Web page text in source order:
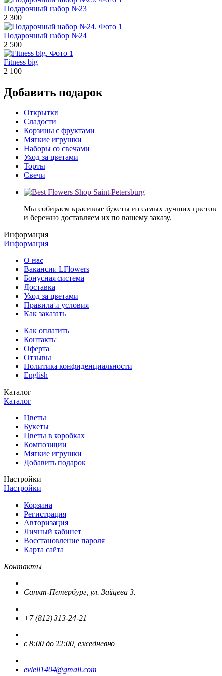
Подарочный набор №23
2 300
Подарочный набор №24
2 500
Fitness big
2 100
Добавить подарок
Открытки
Сладости
Корзины с фруктами
Мягкие игрушки
Наборы со свечами
Уход за цветами
Торты
Свечи
Мы собираем красивые букеты из самых лучших цветов
и бережно доставляем их по вашему заказу.
Информация
Информация
О нас
Вакансии LFlowers
Бонусная система
Доставка
Уход за цветами
Правила и условия
Как заказать
Как оплатить
Контакты
Оферта
Отзывы
Политика конфиденциальности
English
Каталог
Каталог
Цветы
Букеты
Цветы в коробках
Композиции
Мягкие игрушки
Добавить подарок
Настройки
Настройки
Корзина
Регистрация
Авторизация
Личный кабинет
Восстановление пароля
Карта сайта
Контакты
Санкт-Петербург, ул. Зайцева 3.
+7 (812) 313-24-21
с 8:00 до 22:00, ежедневно
evlell1404@gmail.com